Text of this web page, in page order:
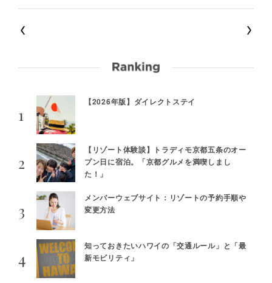
【2026年版】ダイレクトステイ
【リゾート体験談】トラディモ京都五条のオー
プン日に宿泊。「京都グルメを満喫しまし
た！」
メンバーウェブサイト：リゾートの予約手順や
変更方法
知っておきたいハワイの「交通ルール」と「最
新モビリティ」